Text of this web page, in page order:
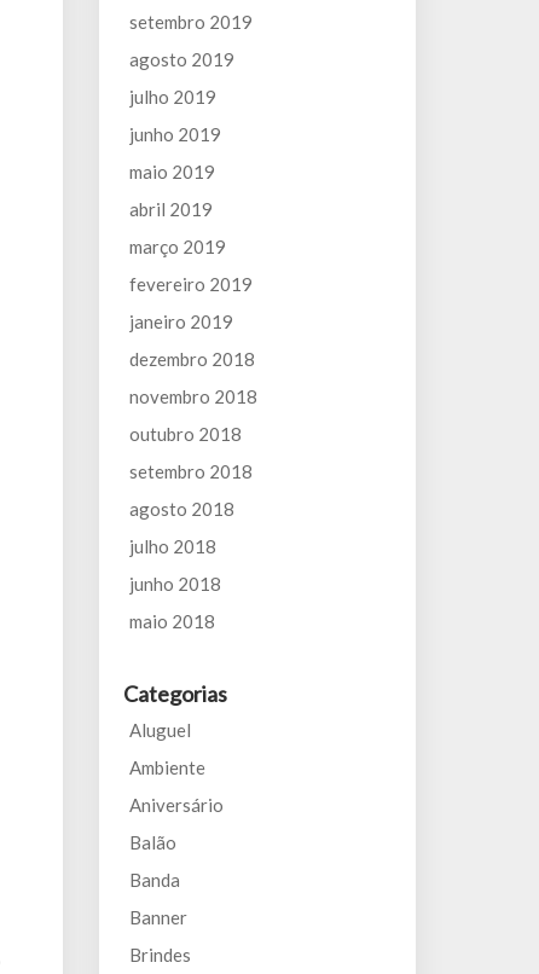
setembro 2019
agosto 2019
julho 2019
junho 2019
maio 2019
abril 2019
março 2019
fevereiro 2019
janeiro 2019
dezembro 2018
novembro 2018
outubro 2018
setembro 2018
agosto 2018
julho 2018
junho 2018
maio 2018
Categorias
Aluguel
Ambiente
Aniversário
Balão
Banda
Banner
Brindes